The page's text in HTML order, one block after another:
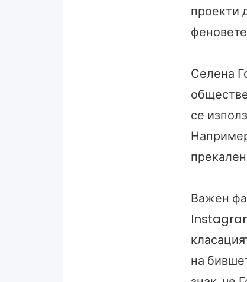
проекти
Селена
се
Важен
на